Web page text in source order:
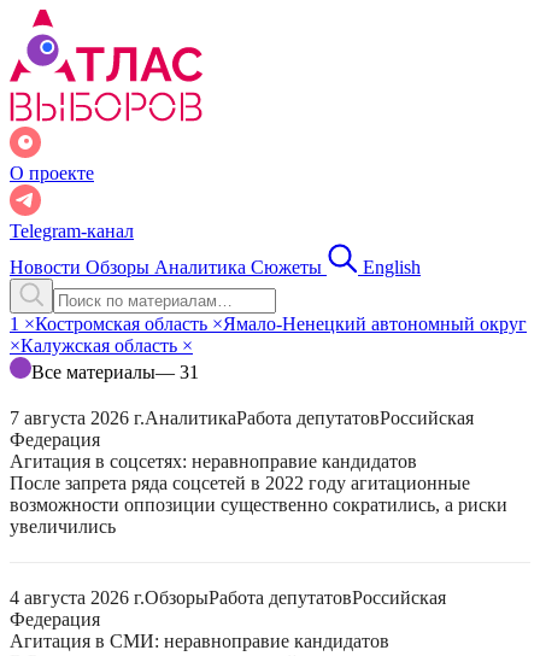
О проекте
Telegram-канал
Новости Обзоры Аналитика Сюжеты English
1 ×Костромская область ×Ямало-Ненецкий автономный округ
×Калужская область ×
Все материалы— 31
7 августа 2026 г.АналитикаРабота депутатовРоссийская
Федерация
Агитация в соцсетях: неравноправие кандидатов
После запрета ряда соцсетей в 2022 году агитационные
возможности оппозиции существенно сократились, а риски
увеличились
4 августа 2026 г.ОбзорыРабота депутатовРоссийская
Федерация
Агитация в СМИ: неравноправие кандидатов